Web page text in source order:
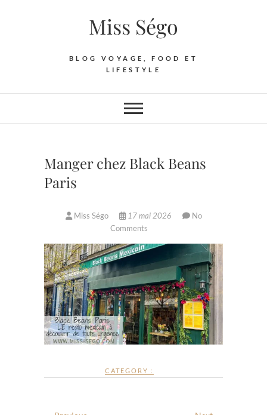
Miss Ségo
BLOG VOYAGE, FOOD ET
LIFESTYLE
Manger chez Black Beans
Paris
Miss Ségo 17 mai 2026
No
Comments
CATEGORY :